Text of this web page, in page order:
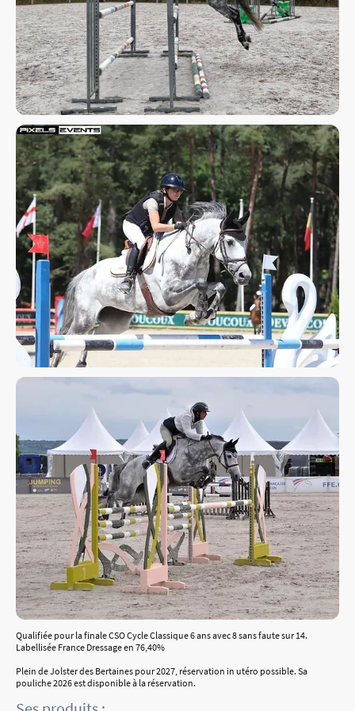
Qualifiée pour la finale CSO Cycle Classique 6 ans avec 8 sans faute sur 14.
Labellisée France Dressage en 76,40%
Plein de Jolster des Bertaines pour 2027, réservation in utéro possible. Sa
pouliche 2026 est disponible à la réservation.